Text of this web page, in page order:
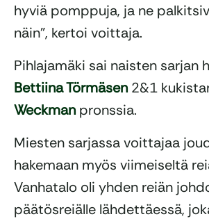
hyviä pomppuja, ja ne
näin”, kertoi voittaja.
Pihlajamäki sai naisten sarjan
Bettiina Törmäsen2&1
Weckmanpronssia.
Miesten sarjassa voittajaa
hakemaan myös viimeiseltä
Vanhatalo oli yhden reiän
päätösreiälle lähdettäessä,